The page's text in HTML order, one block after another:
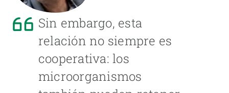
Sin embargo, esta
relación no siempre es
cooperativa: los
microorganismos